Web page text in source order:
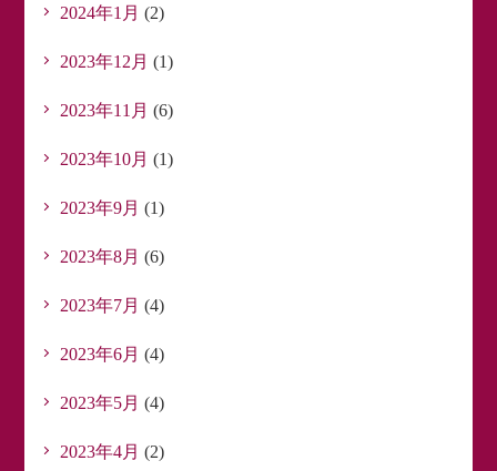
2024年1月 (2)
2023年12月 (1)
2023年11月 (6)
2023年10月 (1)
2023年9月 (1)
2023年8月 (6)
2023年7月 (4)
2023年6月 (4)
2023年5月 (4)
2023年4月 (2)